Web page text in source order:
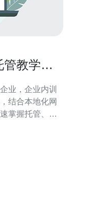
教学提
业，企业内训
结合本地化网
掌握托管、管